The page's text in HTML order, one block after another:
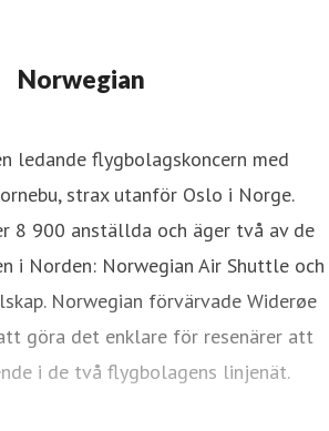
Norwegian
ledande flygbolagskoncern med
strax utanför Oslo i Norge.
8 900 anställda och äger två av de
i Norden: Norwegian Air Shuttle och
Norwegian förvärvade Widerøe
göra det enklare för resenärer att
i de två flygbolagens linjenät.